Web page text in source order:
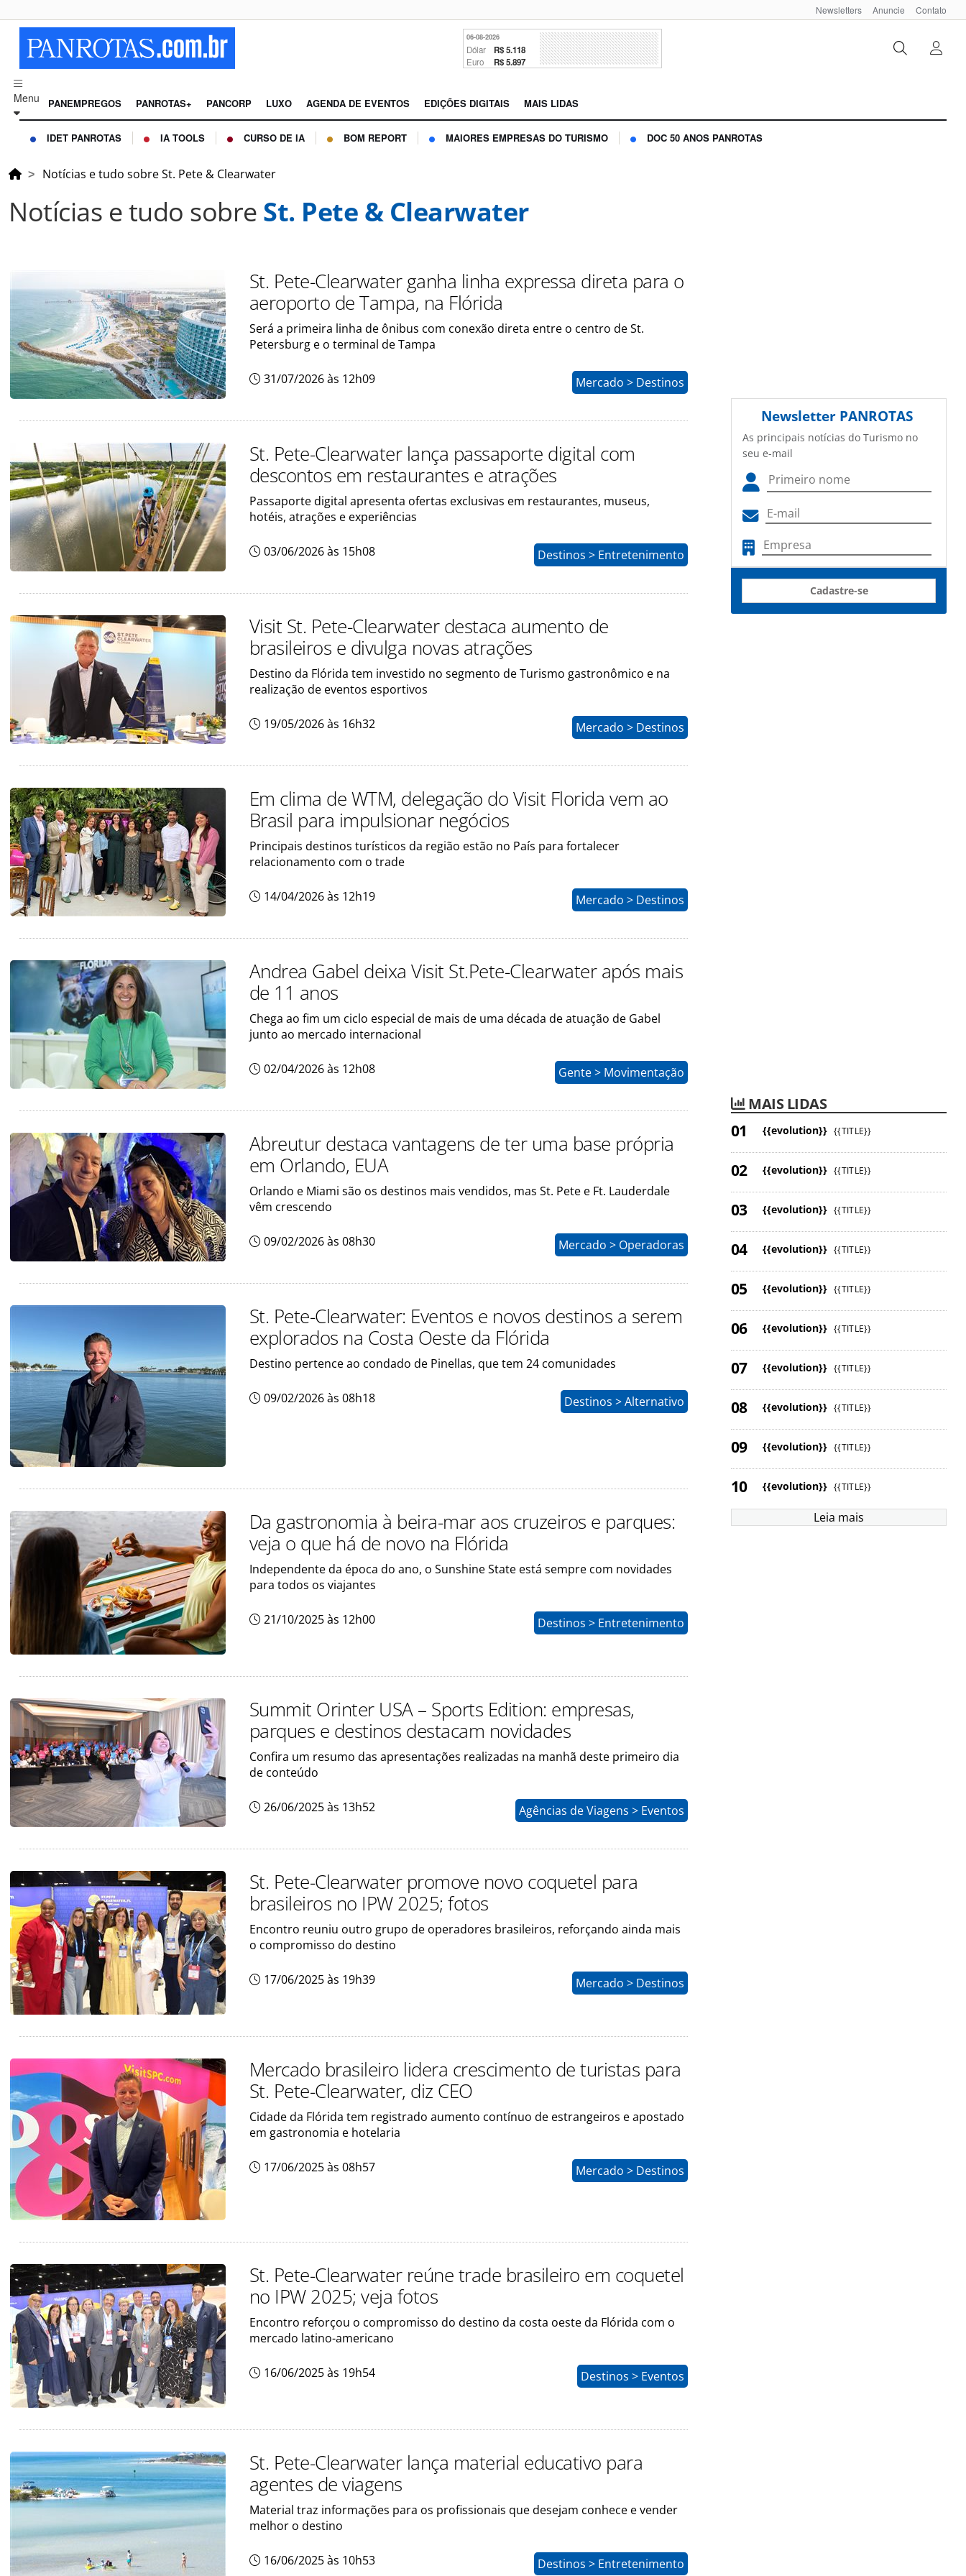
Newsletters Anuncie Contato
06-08-2026
Dólar R$ 5.118
Euro R$ 5.897
Menu PANEMPREGOS PANROTAS+ PANCORP LUXO AGENDA DE EVENTOS EDIÇÕES DIGITAIS MAIS LIDAS
IDET PANROTAS IA TOOLS CURSO DE IA BOM REPORT MAIORES EMPRESAS DO TURISMO DOC 50 ANOS PANROTAS
Notícias e tudo sobre St. Pete & Clearwater
Notícias e tudo sobre St. Pete & Clearwater
St. Pete-Clearwater ganha linha expressa direta para o
aeroporto de Tampa, na Flórida
Será a primeira linha de ônibus com conexão direta entre o centro de St.
Petersburg e o terminal de Tampa
31/07/2026 às 12h09 Mercado > Destinos
St. Pete-Clearwater lança passaporte digital com
descontos em restaurantes e atrações
Passaporte digital apresenta ofertas exclusivas em restaurantes, museus,
hotéis, atrações e experiências
03/06/2026 às 15h08 Destinos > Entretenimento
Visit St. Pete-Clearwater destaca aumento de
brasileiros e divulga novas atrações
Destino da Flórida tem investido no segmento de Turismo gastronômico e na
realização de eventos esportivos
19/05/2026 às 16h32 Mercado > Destinos
Em clima de WTM, delegação do Visit Florida vem ao
Brasil para impulsionar negócios
Principais destinos turísticos da região estão no País para fortalecer
relacionamento com o trade
14/04/2026 às 12h19 Mercado > Destinos
Andrea Gabel deixa Visit St.Pete-Clearwater após mais
de 11 anos
Chega ao fim um ciclo especial de mais de uma década de atuação de Gabel
junto ao mercado internacional
02/04/2026 às 12h08 Gente > Movimentação
Abreutur destaca vantagens de ter uma base própria
em Orlando, EUA
Orlando e Miami são os destinos mais vendidos, mas St. Pete e Ft. Lauderdale
vêm crescendo
09/02/2026 às 08h30 Mercado > Operadoras
St. Pete-Clearwater: Eventos e novos destinos a serem
explorados na Costa Oeste da Flórida
Destino pertence ao condado de Pinellas, que tem 24 comunidades
09/02/2026 às 08h18 Destinos > Alternativo
Da gastronomia à beira-mar aos cruzeiros e parques:
veja o que há de novo na Flórida
Independente da época do ano, o Sunshine State está sempre com novidades
para todos os viajantes
21/10/2025 às 12h00 Destinos > Entretenimento
Summit Orinter USA – Sports Edition: empresas,
parques e destinos destacam novidades
Confira um resumo das apresentações realizadas na manhã deste primeiro dia
de conteúdo
26/06/2025 às 13h52 Agências de Viagens > Eventos
St. Pete-Clearwater promove novo coquetel para
brasileiros no IPW 2025; fotos
Encontro reuniu outro grupo de operadores brasileiros, reforçando ainda mais
o compromisso do destino
17/06/2025 às 19h39 Mercado > Destinos
Mercado brasileiro lidera crescimento de turistas para
St. Pete-Clearwater, diz CEO
Cidade da Flórida tem registrado aumento contínuo de estrangeiros e apostado
em gastronomia e hotelaria
17/06/2025 às 08h57 Mercado > Destinos
St. Pete-Clearwater reúne trade brasileiro em coquetel
no IPW 2025; veja fotos
Encontro reforçou o compromisso do destino da costa oeste da Flórida com o
mercado latino-americano
16/06/2025 às 19h54 Destinos > Eventos
St. Pete-Clearwater lança material educativo para
agentes de viagens
Material traz informações para os profissionais que desejam conhece e vender
melhor o destino
16/06/2025 às 10h53 Destinos > Entretenimento
Newsletter PANROTAS
As principais notícias do Turismo no
seu e-mail
Cadastre-se
MAIS LIDAS
{{evolution}} {{TITLE}}
{{evolution}} {{TITLE}}
{{evolution}} {{TITLE}}
{{evolution}} {{TITLE}}
{{evolution}} {{TITLE}}
{{evolution}} {{TITLE}}
{{evolution}} {{TITLE}}
{{evolution}} {{TITLE}}
{{evolution}} {{TITLE}}
{{evolution}} {{TITLE}}
Leia mais